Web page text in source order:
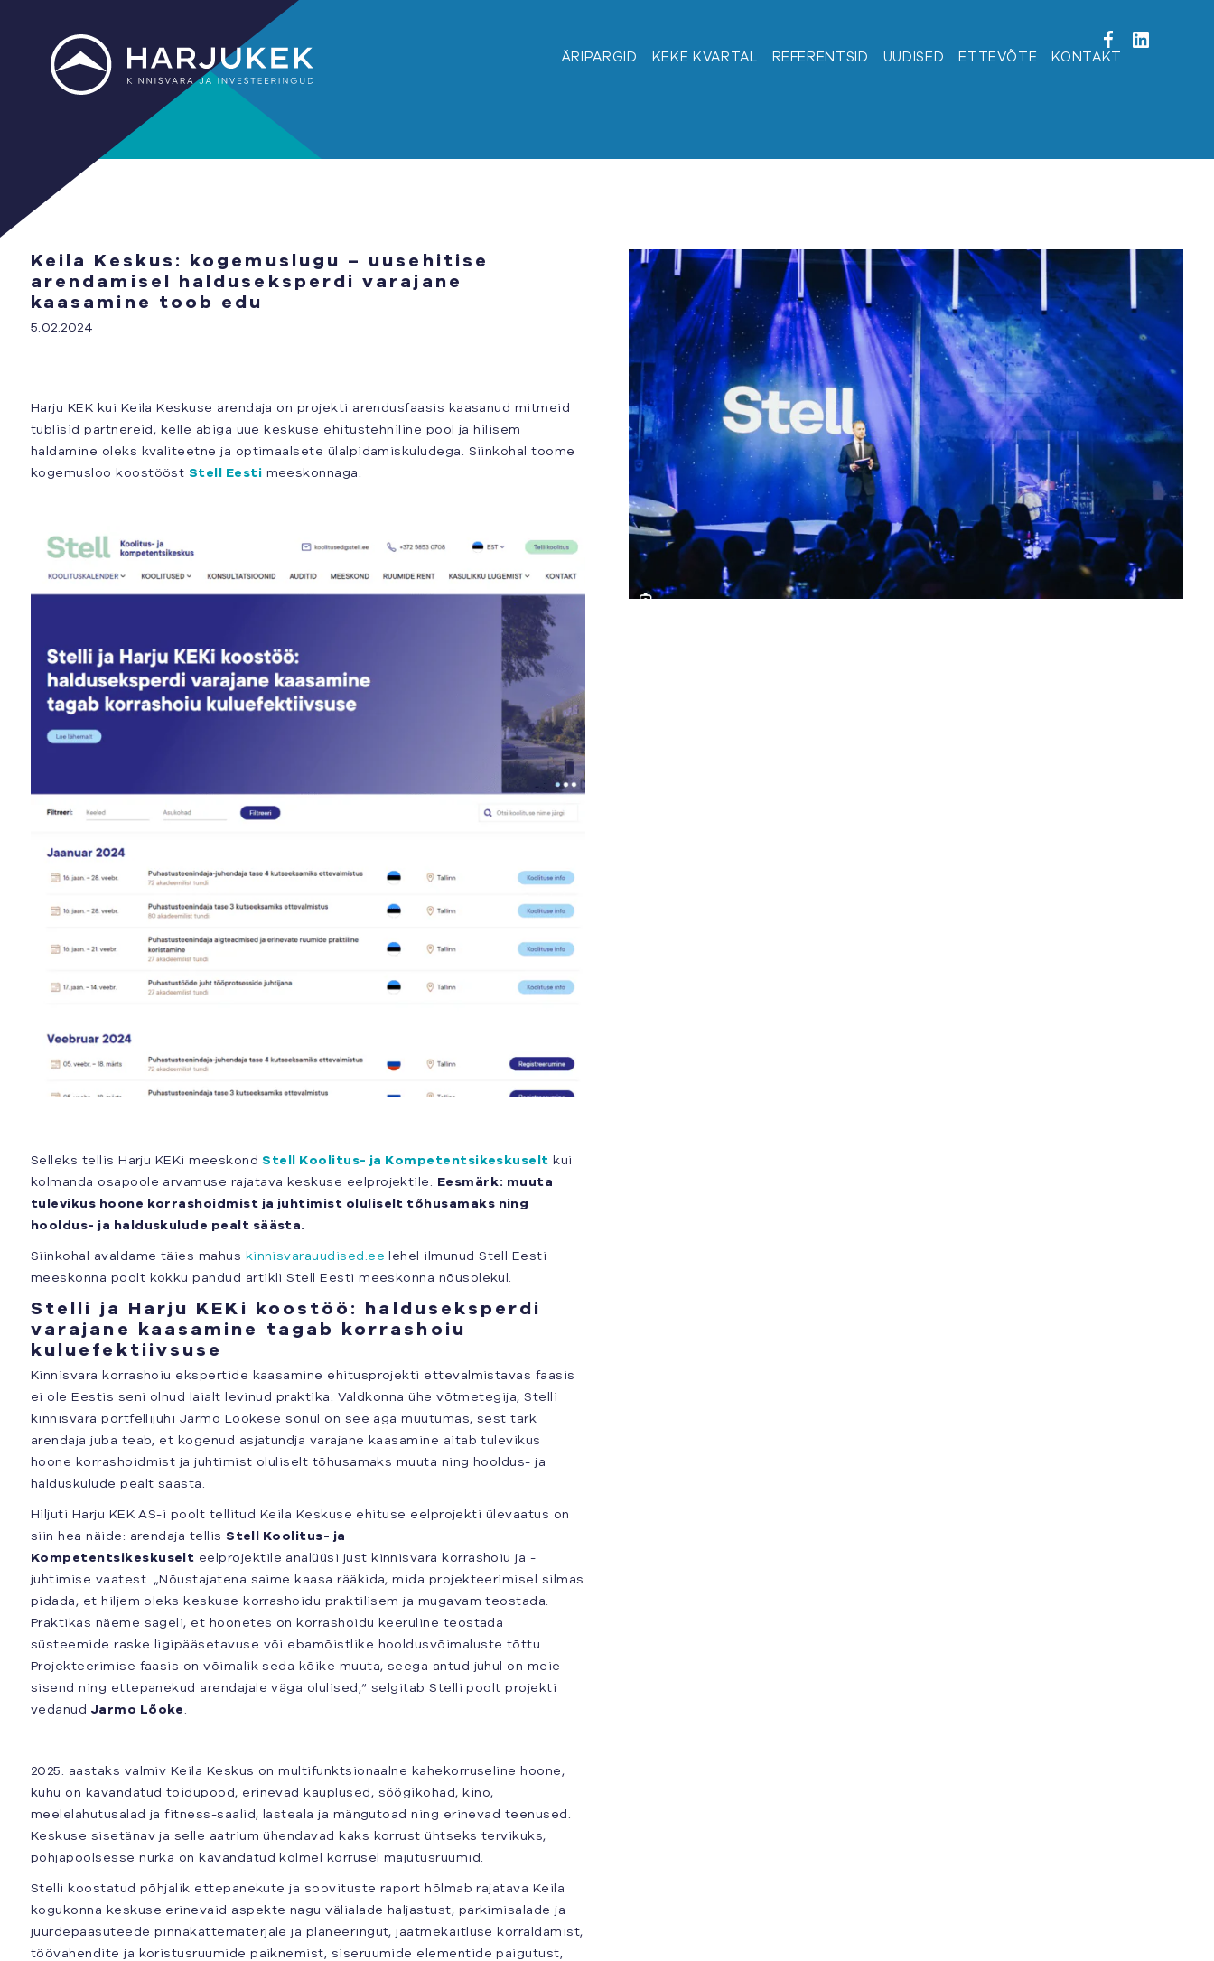
ÄRIPARGID KEKE KVARTAL REFERENTSID UUDISED ETTEVÕTE KONTAKT
Keila Keskus: kogemuslugu – uusehitise
arendamisel halduseksperdi varajane
kaasamine toob edu
5.02.2024
Harju KEK kui Keila Keskuse arendaja on projekti arendusfaasis kaasanud mitmeid
tublisid partnereid, kelle abiga uue keskuse ehitustehniline pool ja hilisem
haldamine oleks kvaliteetne ja optimaalsete ülalpidamiskuludega. Siinkohal toome
kogemusloo koostööst Stell Eesti meeskonnaga.
Selleks tellis Harju KEKi meeskond Stell Koolitus- ja Kompetentsikeskuselt kui
kolmanda osapoole arvamuse rajatava keskuse eelprojektile. Eesmärk: muuta
tulevikus hoone korrashoidmist ja juhtimist oluliselt tõhusamaks ning
hooldus- ja halduskulude pealt säästa.
Siinkohal avaldame täies mahus kinnisvarauudised.ee lehel ilmunud Stell Eesti
meeskonna poolt kokku pandud artikli Stell Eesti meeskonna nõusolekul.
Stelli ja Harju KEKi koostöö: halduseksperdi
varajane kaasamine tagab korrashoiu
kuluefektiivsuse
Kinnisvara korrashoiu ekspertide kaasamine ehitusprojekti ettevalmistavas faasis
ei ole Eestis seni olnud laialt levinud praktika. Valdkonna ühe võtmetegija, Stelli
kinnisvara portfellijuhi Jarmo Lõokese sõnul on see aga muutumas, sest tark
arendaja juba teab, et kogenud asjatundja varajane kaasamine aitab tulevikus
hoone korrashoidmist ja juhtimist oluliselt tõhusamaks muuta ning hooldus- ja
halduskulude pealt säästa.
Hiljuti Harju KEK AS-i poolt tellitud Keila Keskuse ehituse eelprojekti ülevaatus on
siin hea näide: arendaja tellis Stell Koolitus- ja
Kompetentsikeskuselt eelprojektile analüüsi just kinnisvara korrashoiu ja -
juhtimise vaatest. „Nõustajatena saime kaasa rääkida, mida projekteerimisel silmas
pidada, et hiljem oleks keskuse korrashoidu praktilisem ja mugavam teostada.
Praktikas näeme sageli, et hoonetes on korrashoidu keeruline teostada
süsteemide raske ligipääsetavuse või ebamõistlike hooldusvõimaluste tõttu.
Projekteerimise faasis on võimalik seda kõike muuta, seega antud juhul on meie
sisend ning ettepanekud arendajale väga olulised,“ selgitab Stelli poolt projekti
vedanud Jarmo Lõoke
2025. aastaks valmiv Keila Keskus on multifunktsionaalne kahekorruseline hoone,
kuhu on kavandatud toidupood, erinevad kauplused, söögikohad, kino,
meelelahutusalad ja fitness-saalid, lasteala ja mängutoad ning erinevad teenused.
Keskuse sisetänav ja selle aatrium ühendavad kaks korrust ühtseks tervikuks,
põhjapoolsesse nurka on kavandatud kolmel korrusel majutusruumid.
Stelli koostatud põhjalik ettepanekute ja soovituste raport hõlmab rajatava Keila
kogukonna keskuse erinevaid aspekte nagu välialade haljastust, parkimisalade ja
juurdepääsuteede pinnakattematerjale ja planeeringut, jäätmekäitluse korraldamist,
töövahendite ja koristusruumide paiknemist, siseruumide elementide paigutust,